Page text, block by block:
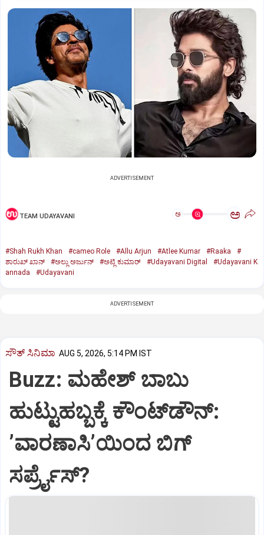
ADVERTISEMENT
TEAM UDAYAVANI ಅ ಅ
#Shah Rukh Khan #cameo Role #Allu Arjun #Atlee Kumar #Raaka
#
ಶಾರುಖ್‌ ಖಾನ್‌
#ಅಲ್ಲು ಅರ್ಜುನ್‌ #ಅಟ್ಲಿ ಕುಮಾರ್‌ #Udayavani Digital
#Udayavani K
annada
#Udayavani
ADVERTISEMENT
ಸೌತ್‌ ಸಿನಿಮಾ AUG 5, 2026, 5:14 PM IST
Buzz: ಮಹೇಶ್‌ ಬಾಬು
ಹುಟ್ಟುಹಬ್ಬಕ್ಕೆ ಕೌಂಟ್‌ಡೌನ್:
ʼವಾರಣಾಸಿʼಯಿಂದ ಬಿಗ್‌
ಸರ್ಪ್ರೈಸ್?‌